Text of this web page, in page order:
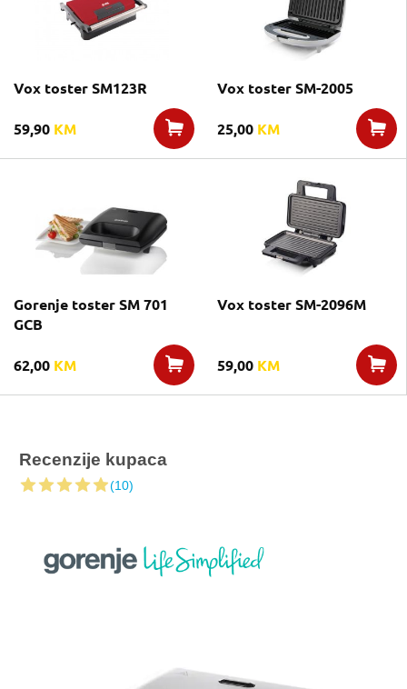
Vox toster SM123R
59,90 KM
Vox toster SM-2005
25,00 KM
Gorenje toster SM 701
GCB
62,00 KM
Vox toster SM-2096M
59,00 KM
Recenzije kupaca
(10)